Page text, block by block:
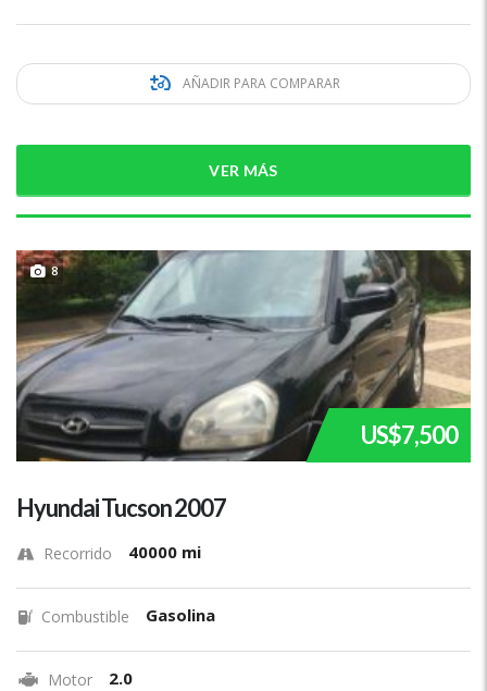
AÑADIR PARA COMPARAR
VER MÁS
8
US$7,500
Hyundai Tucson 2007
Recorrido 40000 mi
Combustible Gasolina
Motor 2.0